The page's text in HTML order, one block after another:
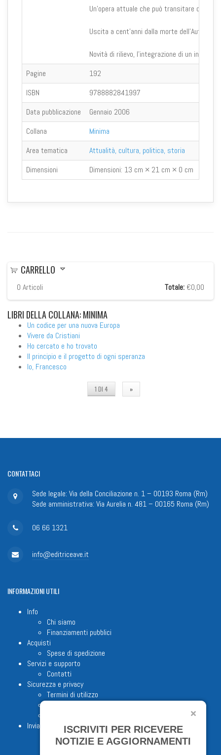
Un'opera attuale che può transitare dal XX
Uscita a cent’anni dalla morte dell’Autore,
Novità di rilievo, l’integrazione di un indice
Pagine
192
ISBN
9788882841997
Data pubblicazione
Gennaio 2006
Collana
Minima
Area tematica
Attualità, cultura, politica, storia
Dimensioni
Dimensioni: 13 cm × 21 cm × 0 cm
CARRELLO
0 Articoli Totale: €0,00
LIBRI DELLA COLLANA: MINIMA
Un codice per una nuova Europa
Vivere da Cristiani
Ho cercato e ho trovato
Il principio e il progetto di ogni speranza
Io, Francesco
1 DI 4 »
CONTATTACI
Sede legale: Via della Conciliazione n. 1 – 00193 Roma (Rm)
Sede amministrativa: Via Aurelia n. 481 – 00165 Roma (Rm)
06 66 1321
info@editriceave.it
INFORMAZIONIUTILI
Info
Chi siamo
Finanziamenti pubblici
Acquisti
Spese di spedizione
Servizi e supporto
Contatti
Sicurezza e privacy
Termini di utilizzo
Invia proposta editorialeISCRIVITI PER RICEVERE
NOTIZIE E AGGIORNAMENTI